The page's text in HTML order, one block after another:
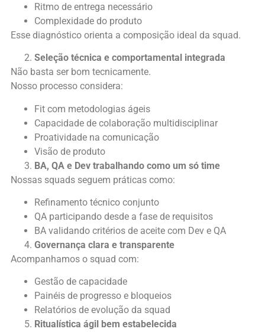
Ritmo de entrega necessário
Complexidade do produto
Esse diagnóstico orienta a composição ideal da squad.
Seleção técnica e comportamental integrada
Não basta ser bom tecnicamente.
Nosso processo considera:
Fit com metodologias ágeis
Capacidade de colaboração multidisciplinar
Proatividade na comunicação
Visão de produto
BA, QA e Dev trabalhando como um só time
Nossas squads seguem práticas como:
Refinamento técnico conjunto
QA participando desde a fase de requisitos
BA validando critérios de aceite com Dev e QA
Governança clara e transparente
Acompanhamos o squad com:
Gestão de capacidade
Painéis de progresso e bloqueios
Relatórios de evolução da squad
Ritualística ágil bem estabelecida